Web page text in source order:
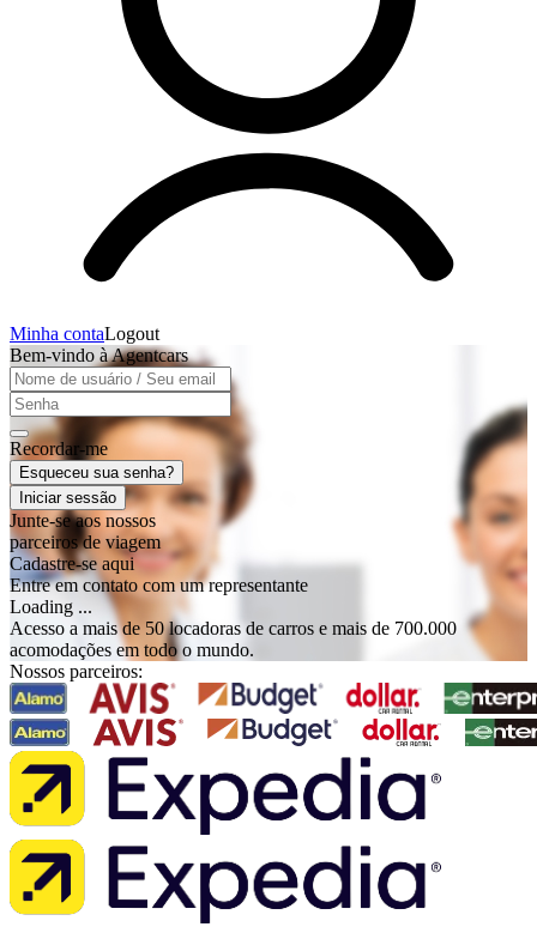
Minha contaLogout
Bem-vindo à Agentcars
Recordar-me
Esqueceu sua senha?
Iniciar sessão
Junte-se aos nossos
parceiros de viagem
Cadastre-se aqui
Entre em contato com um representante
Loading ...
Acesso a mais de 50 locadoras de carros e mais de 700.000
acomodações em todo o mundo.
Nossos parceiros: